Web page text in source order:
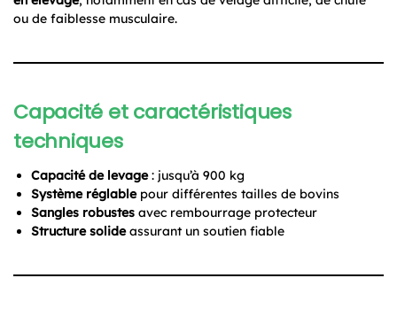
ou de faiblesse musculaire.
Capacité et caractéristiques
techniques
Capacité de levage: jusqu’à 900 kg
Système réglablepour différentes tailles de bovins
Sangles robustes avec rembourrage protecteur
Structure solideassurant un soutien fiable